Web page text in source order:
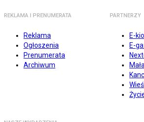
REKLAMA I PRENUMERATA
Reklama
Ogłoszenia
Prenumerata
Archiwum
PARTNERZY
E-
E-